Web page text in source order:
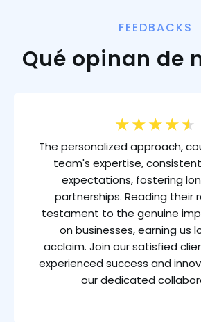
FEEDBACKS
Qué opinan de
★ ★ ★ ★ ★
The personalized approach,
team's expertise,
expectations, fostering
partnerships. Reading their
testament to the genuine
on businesses, earning us
acclaim. Join our satisfied
experienced success and
our dedicated